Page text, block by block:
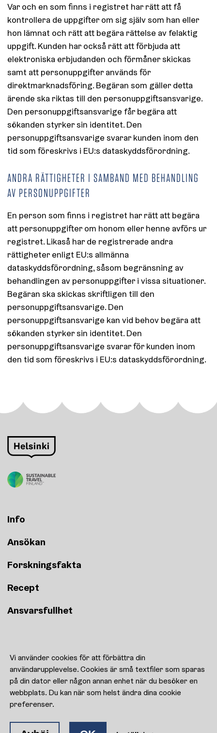
Var och en som finns i registret har rätt att få
kontrollera de uppgifter om sig själv som han eller
hon lämnat och rätt att begära rättelse av felaktig
uppgift. Kunden har också rätt att förbjuda att
elektroniska erbjudanden och förmåner skickas
samt att personuppgifter används för
direktmarknadsföring. Begäran som gäller detta
ärende ska riktas till den personuppgiftsansvarige.
Den personuppgiftsansvarige får begära att
sökanden styrker sin identitet. Den
personuppgiftsansvarige svarar kunden inom den
tid som föreskrivs i EU:s dataskyddsförordning.
ANDRA RÄTTIGHETER I SAMBAND MED BEHANDLING
AV PERSONUPPGIFTER
En person som finns i registret har rätt att begära
att personuppgifter om honom eller henne avförs ur
registret. Likaså har de registrerade andra
rättigheter enligt EU:s allmänna
dataskyddsförordning, såsom begränsning av
behandlingen av personuppgifter i vissa situationer.
Begäran ska skickas skriftligen till den
personuppgiftsansvarige. Den
personuppgiftsansvarige kan vid behov begära att
sökanden styrker sin identitet. Den
personuppgiftsansvarige svarar för kunden inom
den tid som föreskrivs i EU:s dataskyddsförordning.
Info
Ansökan
Forskningsfakta
Recept
Ansvarsfullhet
Kulturen uppfostrar!
Kontaktuppgifter
Cookie-inställningar
FacebookInstagram
Vi använder cookies för att förbättra din
användarupplevelse. Cookies är små textfiler som sparas
på din dator eller någon annan enhet när du besöker en
webbplats. Du kan när som helst ändra dina cookie
preferenser.